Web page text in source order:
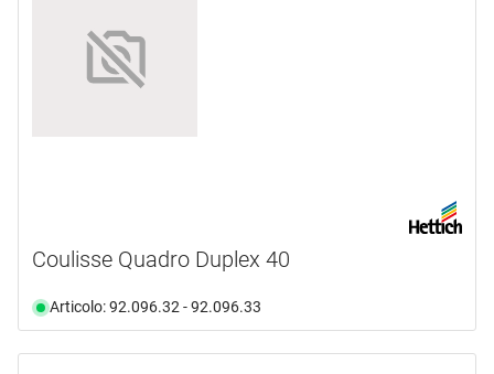
Coulisse Quadro Duplex 40
Articolo: 92.096.32 - 92.096.33